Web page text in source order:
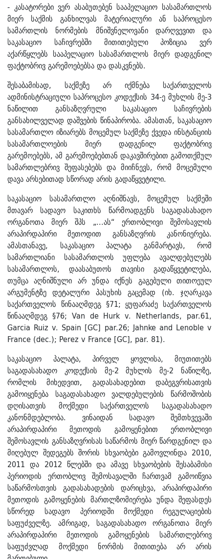
- კასატორები ვერ ასაბუთებენ სააპელაციო სასამართლოს
მიერ საქმის განხილვას მატერიალური ან საპროცესო
სამართლის ნორმების მნიშვნელოვანი დარღვევით და
საკასაციო საჩივრებში მითითებული პოზიცია ვერ
აქარწყლებს სააპელაციო სასამართლოს მიერ დადგენილ
ფაქტობრივ გარემოებებსა და დასკვნებს.
შესაბამისად, საქმეზე არ იქმნება საქართველოს
ადმინისტრაციული საპროცესო კოდექსის 34-ე მუხლის მე-3
ნაწილით განსაზღვრული საკასაციო საჩივრების
განსახილველად დაშვების წინაპირობა. ამასთან, საკასაციო
სასამართლო იზიარებს მოცემულ საქმეზე ქვედა ინსტანციის
სასამართლოების მიერ დადგენილ ფაქტობრივ
გარემოებებს, ამ გარემოებებთან დაკავშირებით გამოთქმულ
სამართლებრივ შეფასებებს და მიიჩნევს, რომ მოცემული
დავა არსებითად სწორად არის გადაწყვეტილი.
საკასაციო სასამართლო აღნიშნავს, მოცემულ საქმეში
მთავარ სადავო საკითხს წარმოადგენს საგადასახადო
ორგანოთა მიერ შპს „...ას“ ერთობლივი შემოსავლის
არაპირდაპირი მეთოდით განსაზღვრის კანონიერება.
ამასთანავე, საკასაციო პალატა განმარტავს, რომ
სამართლიანი სასამართლოს უფლება ავალდებულებს
სასამართლოს, დაასაბუთოს თავისი გადაწყვეტილება,
თუმცა აღნიშნული არ უნდა იქნეს გაგებული თითოეულ
არგუმენტზე დეტალური პასუხის გაცემად (იხ. ჯღარკავა
საქართველოს წინააღმდეგ §71; ყუფარაძე საქართველოს
წინააღმდეგ §76; Van de Hurk v. Netherlands, par.61,
Garcia Ruiz v. Spain [GC] par.26; Jahnke and Lenoble v
France (dec.); Perez v France [GC], par. 81).
საკასაციო პალატა, პირველ ყოვლისა, მიუთითებს
საგადასახადო კოდექსის მე-2 მუხლის მე-2 ნაწილზე,
რომლის მიხედვით, გადასახადებით დაბეგვრისათვის
გამოიყენება საგადასახადო ვალდებულების წარმოშობის
დღისათვის მოქმედი საქართველოს საგადასახადო
კანონმდებლობა. ვინაიდან სადავო შემთხვევაში
არაპირდაპირი მეთოდის გამოყენებით ერთობლივი
შემოსავლის განსაზღვრისას საწარმოს მიერ წარდგენილ და
მიღებულ შედეგებს შორის სხვაობები გამოვლინდა 2010,
2011 და 2012 წლებში და ამავე სხვაობების შესაბამისი
პერიოდის ერთობლივ შემოსავალში ჩართვამ გამოიწვია
საწარმოსთვის გადასახადების დარიცხვა, არაპირდაპირი
მეთოდის გამოყენების მართლზომიერება უნდა შეფასდეს
სწორედ სადავო პერიოდში მოქმედი რეგულაციების
საფუძველზე. ამრიგად, საგადასახადო ორგანოთა მიერ
არაპირდაპირი მეთოდის გამოყენების სამართლებრივ
საფუძვლად მოქმედი ნორმის მითითება არ არის